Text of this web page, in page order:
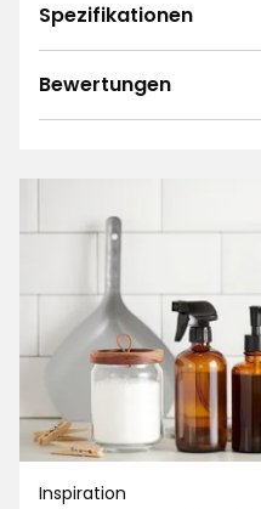
Spezifikationen
Bewertungen
4.8
140 ratings
Sortieren nach
Filtern nach
Bewertungen (140)
KA Krystyna A
Inspiration